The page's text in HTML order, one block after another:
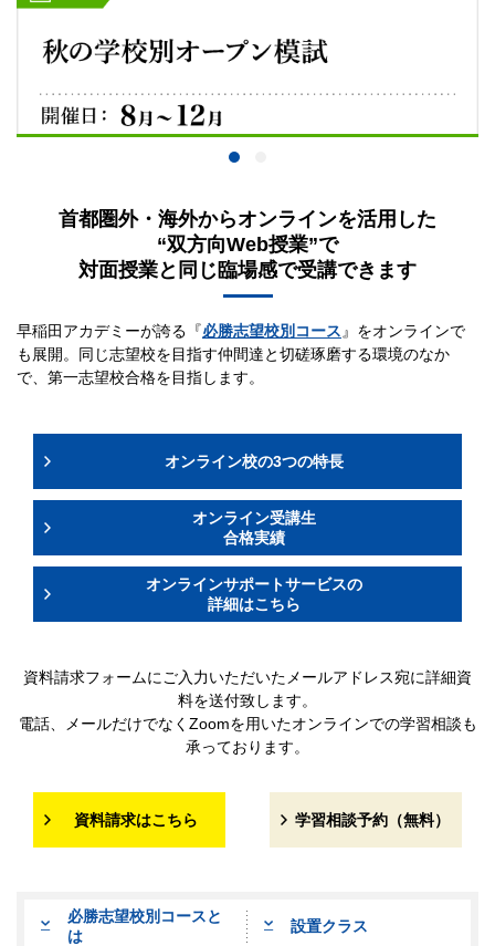
首都圏外・海外からオンラインを活用した
“双方向Web授業”で
対面授業と同じ臨場感で受講できます
早稲田アカデミーが誇る『必勝志望校別コース』をオンラインで
も展開。同じ志望校を目指す仲間達と切磋琢磨する環境のなか
で、第一志望校合格を目指します。
オンライン校の3つの特長
オンライン受講生
合格実績
オンラインサポートサービスの
詳細はこちら
資料請求フォームにご入力いただいたメールアドレス宛に詳細資
料を送付致します。
電話、メールだけでなくZoomを用いたオンラインでの学習相談も
承っております。
資料請求はこちら 学習相談予約（無料）
必勝志望校別コースと
は
設置クラス